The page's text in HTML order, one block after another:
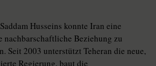
Husseins konnte Iran eine
nachbarschaftliche Beziehung zu
Seit 2003 unterstützt Teheran die neue,
Regierung, baut die